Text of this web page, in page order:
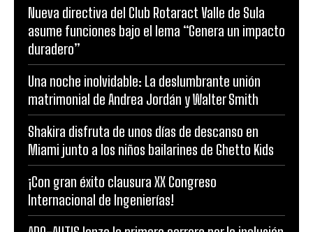
Nueva directiva del Club Rotaract Valle de Sula
asume funciones bajo el lema “Genera un impacto
duradero”
Una noche inolvidable: La deslumbrante unión
matrimonial de Andrea Jordán y Walter Smith
Shakira disfruta de unos días de descanso en
Miami junto a los niños bailarines de Ghetto Kids
¡Con gran éxito clausura XX Congreso
Internacional de Ingenierías!